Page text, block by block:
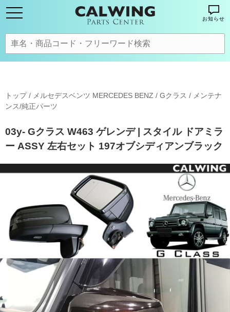
お知らせ
トップ/ メルセデスベンツ MERCEDES BENZ / Gクラス / メンテナ
ンス/純正パーツ
03y- Gクラス W463 ゲレンデ | スタイル ドアミラ
ー ASSY 左右セット 197オブシディアンブラック